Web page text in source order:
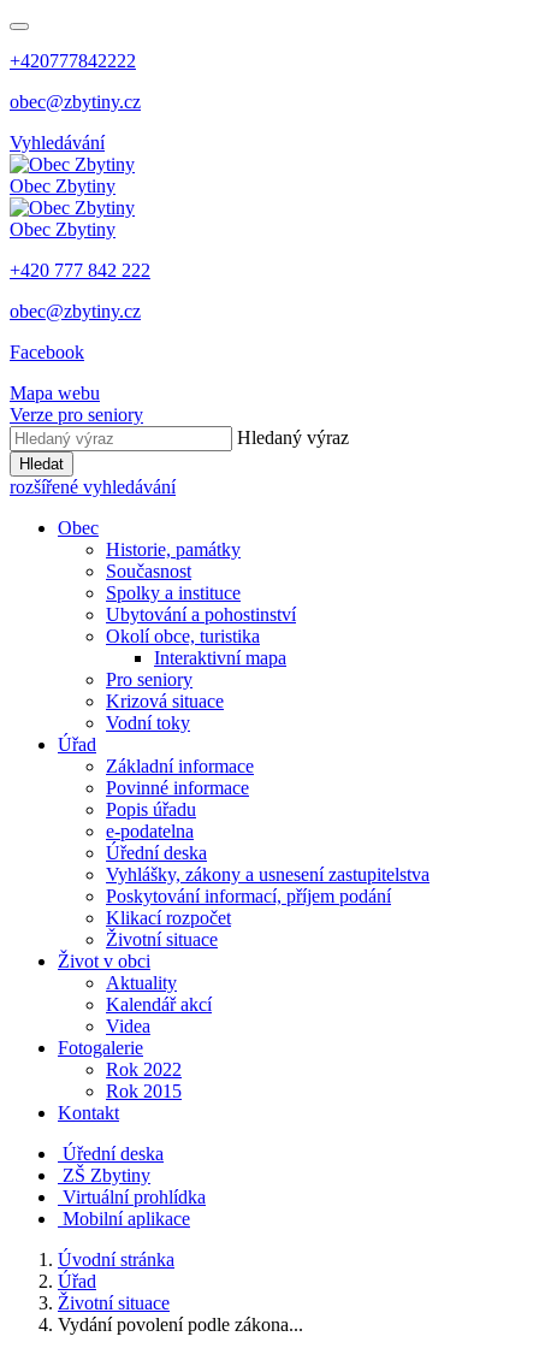
+420777842222
obec@zbytiny.cz
Vyhledávání
Obec Zbytiny
Obec Zbytiny
+420 777 842 222
obec@zbytiny.cz
Facebook
Mapa webu
Verze pro seniory
Hledaný výraz
Hledat
rozšířené vyhledávání
Obec
Historie, památky
Současnost
Spolky a instituce
Ubytování a pohostinství
Okolí obce, turistika
Interaktivní mapa
Pro seniory
Krizová situace
Vodní toky
Úřad
Základní informace
Povinné informace
Popis úřadu
e-podatelna
Úřední deska
Vyhlášky, zákony a usnesení zastupitelstva
Poskytování informací, příjem podání
Klikací rozpočet
Životní situace
Život v obci
Aktuality
Kalendář akcí
Videa
Fotogalerie
Rok 2022
Rok 2015
Kontakt
Úřední deska
ZŠ Zbytiny
Virtuální prohlídka
Mobilní aplikace
Úvodní stránka
Úřad
Životní situace
Vydání povolení podle zákona...